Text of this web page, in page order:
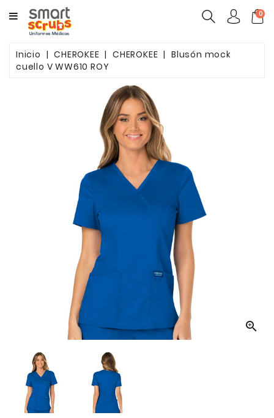
CATEGORY
HOMBRES
0
Inicio CHEROKEE CHEROKEE
Blusón mock
cuello V WW610 ROY
